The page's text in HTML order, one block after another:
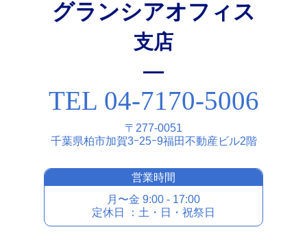
グランシアオフィス
⽀店
TEL 04-7170-5006
〒277-0051
千葉県柏市加賀3ｰ25ｰ9福⽥不動産ビル2階
営業時間
⽉〜⾦ 9:00 - 17:00
定休⽇ ：⼟・⽇・祝祭⽇